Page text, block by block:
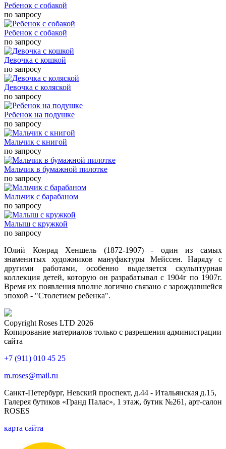
Ребенок с собакой
по запросу
Ребенок с собакой
по запросу
Девочка с кошкой
по запросу
Девочка с коляской
по запросу
Ребенок на подушке
по запросу
Мальчик с книгой
по запросу
Мальчик в бумажной пилотке
по запросу
Мальчик с барабаном
по запросу
Малыш с кружкой
по запросу
Юлий Конрад Хеншель (1872-1907) - один из самых
знаменитых художников мануфактуры Мейссен. Наряду с
другими работами, особенно выделяется скульптурная
коллекция детей, которую он разрабатывал c 1904г по 1907г.
Время их появления вполне логично связано с зарождавшейся
эпохой - "Столетием ребенка".
Copyright Roses LTD 2026
Копирование материалов только с разрешения администрации
сайта
+7 (911) 010 45 25
m.roses@mail.ru
Санкт-Петербург, Невский проспект, д.44 - Итальянская д.15,
Галерея бутиков «Гранд Палас», 1 этаж, бутик №261, арт-салон
ROSES
карта сайта